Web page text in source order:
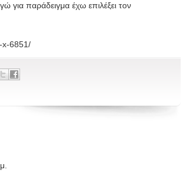
για παράδειγμα έχω επιλέξει τον
x-6851/